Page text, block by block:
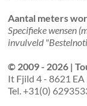
Aantal meters
Specifieke wensen
invulveld
© 2009 - 2026 |
It Fjild 4 - 8621 EA
Tel. +31(0)